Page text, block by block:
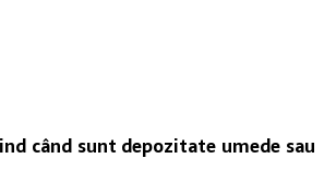
când sunt depozitate umede sau